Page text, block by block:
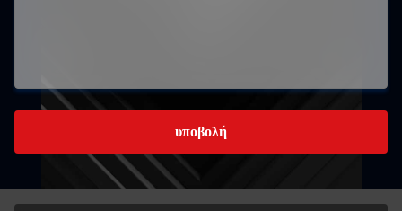
υποβολή